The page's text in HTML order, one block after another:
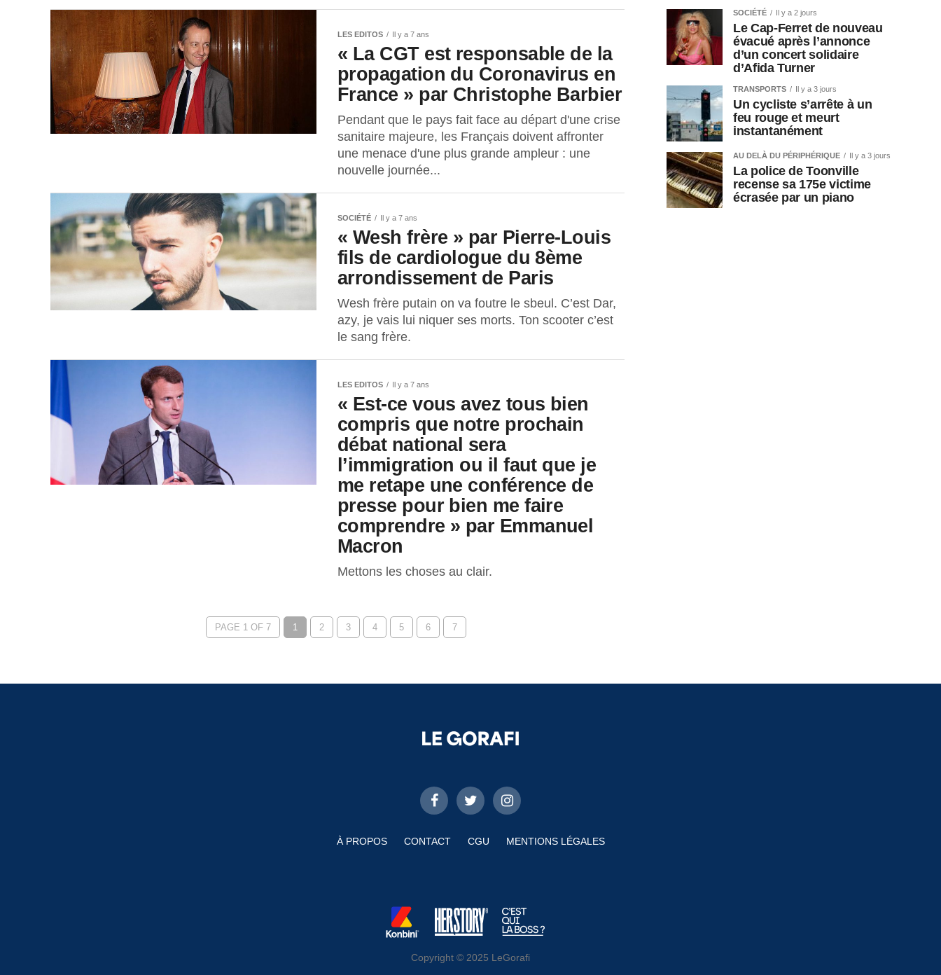
LES EDITOS Il y a 7 ans
« La CGT est responsable de la
propagation du Coronavirus en
France » par Christophe Barbier
Pendant que le pays fait face au départ d'une crise
sanitaire majeure, les Français doivent affronter
une menace d'une plus grande ampleur : une
nouvelle journée...
SOCIÉTÉ Il y a 7 ans
« Wesh frère » par Pierre-Louis
fils de cardiologue du 8ème
arrondissement de Paris
Wesh frère putain on va foutre le sbeul. C’est Dar,
azy, je vais lui niquer ses morts. Ton scooter c’est
le sang frère.
LES EDITOS Il y a 7 ans
« Est-ce vous avez tous bien
compris que notre prochain
débat national sera
l’immigration ou il faut que je
me retape une conférence de
presse pour bien me faire
comprendre » par Emmanuel
Macron
Mettons les choses au clair.
PAGE 1 OF 7 1 2 3 4 5 6 7
SOCIÉTÉ Il y a 2 jours
Le Cap-Ferret de nouveau
évacué après l’annonce
d’un concert solidaire
d’Afida Turner
TRANSPORTS Il y a 3 jours
Un cycliste s’arrête à un
feu rouge et meurt
instantanément
AU DELÀ DU PÉRIPHÉRIQUE Il y a 3 jours
La police de Toonville
recense sa 175e victime
écrasée par un piano
À PROPOS CONTACT CGU MENTIONS LÉGALES
Copyright © 2025 LeGorafi